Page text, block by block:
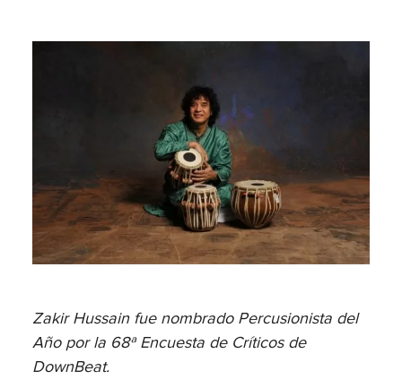
Zakir Hussain fue nombrado Percusionista del
Año por la 68ª Encuesta de Críticos de
DownBeat.